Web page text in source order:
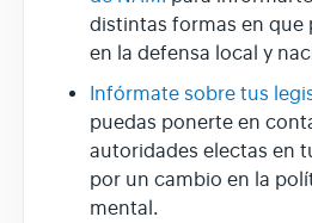
distintas formas en que
en la defensa local y
Infórmate sobre tus
puedas ponerte en
autoridades electas en
por un cambio en la
mental.